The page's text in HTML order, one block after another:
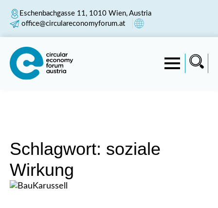
Eschenbachgasse 11, 1010 Wien, Austria
office@circulareconomyforum.at
Schlagwort: soziale
Wirkung